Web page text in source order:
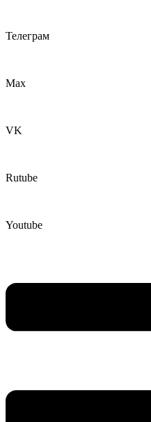
Телеграм
Max
VK
Rutube
Youtube